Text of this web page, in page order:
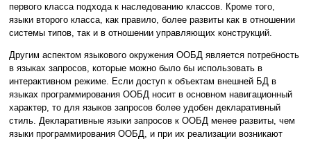
первого класса подхода к наследованию классов. Кроме того,
языки второго класса, как правило, более развиты как в отношении
системы типов, так и в отношении управляющих конструкций.
Другим аспектом языкового окружения ООБД является потребность
в языках запросов, которые можно было бы использовать в
интерактивном режиме. Если доступ к объектам внешней БД в
языках программирования ООБД носит в основном навигационный
характер, то для языков запросов более удобен декларативный
стиль. Декларативные языки запросов к ООБД менее развиты, чем
языки программирования ООБД, и при их реализации возникают